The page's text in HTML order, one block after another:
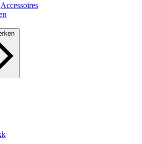
Accessoires